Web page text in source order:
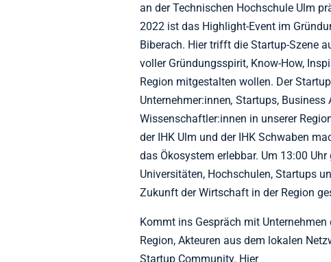
an der Technischen Hochschule Ulm
2022 ist das Highlight-Event im
Biberach. Hier trifft die Startup-Szene
voller Gründungsspirit, Know-How,
Region mitgestalten wollen. Der
Unternehmer:innen,Startups, Business
Wissenschaftler:innen in unserer
der IHK Ulm und der IHK Schwaben
das Ökosystem erlebbar. Um 13:00
Universitäten, Hochschulen, Startups
Zukunft der Wirtschaft in der Region
Kommt ins Gespräch mit Unternehmen
Region, Akteuren aus dem lokalen
Startup Community. Hier